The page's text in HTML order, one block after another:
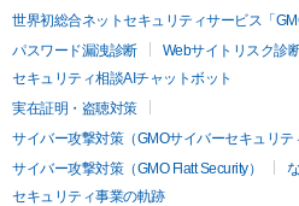
世界初総合ネットセキュリティサービス「
パスワード漏洩診断
Webサイトリスク診
セキュリティ相談AIチャットボット
実在証明・盗聴対策
サイバー攻撃対策（GMOサイバーセキュリテ
サイバー攻撃対策（GMO Flatt Security）
セキュリティ事業の軌跡